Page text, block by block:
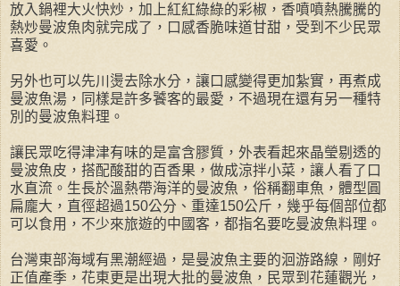
放入鍋裡大火快炒，加上紅紅綠綠的彩椒，香噴噴熱騰騰的
熱炒曼波魚肉就完成了，口感香脆味道甘甜，受到不少民眾
喜愛。
另外也可以先川燙去除水分，讓口感變得更加紮實，再煮成
曼波魚湯，同樣是許多饕客的最愛，不過現在還有另一種特
別的曼波魚料理。
讓民眾吃得津津有味的是富含膠質，外表看起來晶瑩剔透的
曼波魚皮，搭配酸甜的百香果，做成涼拌小菜，讓人看了口
水直流。生長於溫熱帶海洋的曼波魚，俗稱翻車魚，體型圓
扁龐大，直徑超過150公分、重達150公斤，幾乎每個部位都
可以食用，不少來旅遊的中國客，都指名要吃曼波魚料理。
台灣東部海域有黑潮經過，是曼波魚主要的洄游路線，剛好
正值產季，花東更是出現大批的曼波魚，民眾到花蓮觀光，